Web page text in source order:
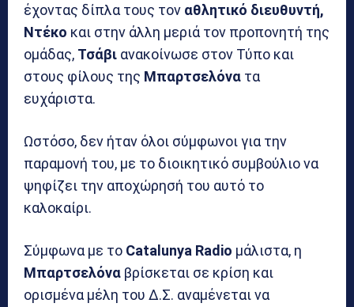
έχοντας δίπλα τους τον αθλητικό διευθυντή,
Ντέκο και στην άλλη μεριά τον προπονητή της
ομάδας, Τσάβι ανακοίνωσε στον Τύπο και
στους φίλους της Μπαρτσελόνα τα
ευχάριστα.
Ωστόσο, δεν ήταν όλοι σύμφωνοι για την
παραμονή του, με το διοικητικό συμβούλιο να
ψηφίζει την αποχώρησή του αυτό το
καλοκαίρι.
Σύμφωνα με το Catalunya Radio μάλιστα, η
Μπαρτσελόνα βρίσκεται σε κρίση και
ορισμένα μέλη του Δ.Σ. αναμένεται να